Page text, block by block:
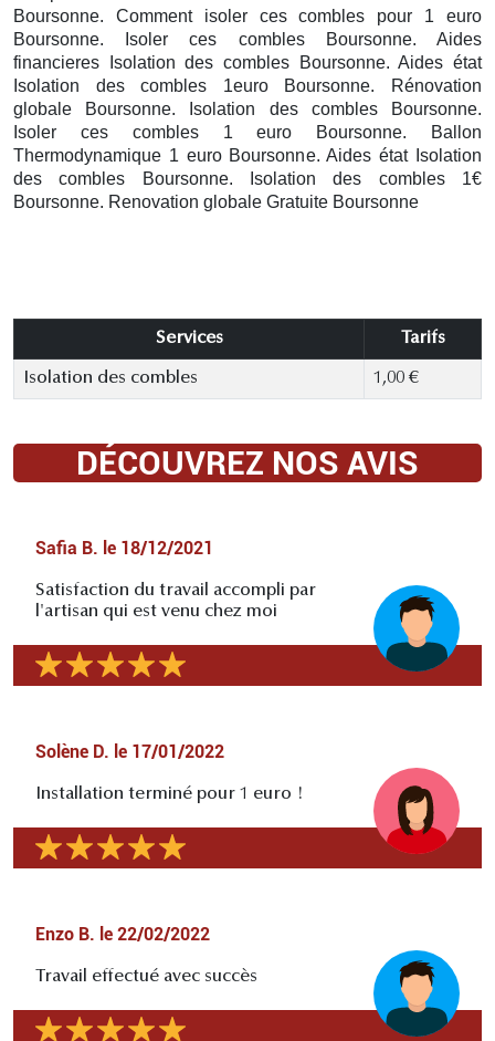
Boursonne. Comment isoler ces combles pour 1 euro
Boursonne. Isoler ces combles Boursonne. Aides
financieres Isolation des combles Boursonne. Aides état
Isolation des combles 1euro Boursonne. Rénovation
globale Boursonne. Isolation des combles Boursonne.
Isoler ces combles 1 euro Boursonne.
Ballon
Thermodynamique 1 euro Boursonne. Aides état Isolation
des combles Boursonne. Isolation des combles 1€
Boursonne. Renovation globale Gratuite Boursonne
Services Tarifs
Isolation des combles 1,00 €
DÉCOUVREZ NOS AVIS
Safia B. le 18/12/2021
Satisfaction du travail accompli par
l'artisan qui est venu chez moi
Solène D. le 17/01/2022
Installation terminé pour 1 euro !
Enzo B. le 22/02/2022
Travail effectué avec succès